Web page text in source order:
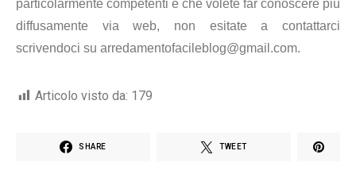
particolarmente competenti e che volete far conoscere più
diffusamente via web, non esitate a contattarci
scrivendoci su arredamentofacileblog@gmail.com.
Articolo visto da: 179
SHARE TWEET